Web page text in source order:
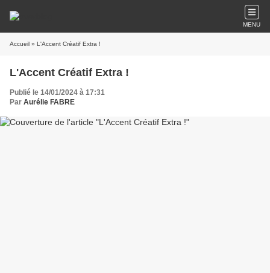
MENU
Accueil » L'Accent Créatif Extra !
L'Accent Créatif Extra !
Publié le 14/01/2024 à 17:31
Par Aurélie FABRE